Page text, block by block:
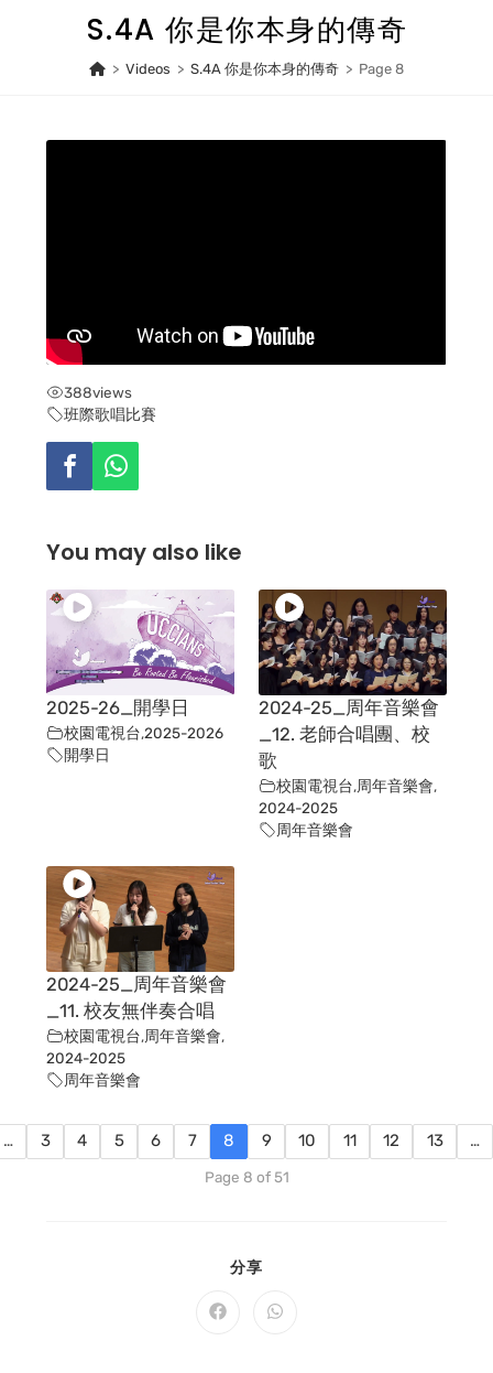
S.4A 你是你本身的傳奇
> Videos > S.4A 你是你本身的傳奇 > Page 8
388views
班際歌唱比賽
You may also like
2025-26_開學日
校園電視台,2025-2026
開學日
2024-25_周年音樂會
_12. 老師合唱團、校
歌
校園電視台,周年音樂會,
2024-2025
周年音樂會
2024-25_周年音樂會
_11. 校友無伴奏合唱
校園電視台,周年音樂會,
2024-2025
周年音樂會
… 3 4 5 6 7 8 9 10 11 12 13 …
Page 8 of 51
分享
CONTENT
Opens
Opens